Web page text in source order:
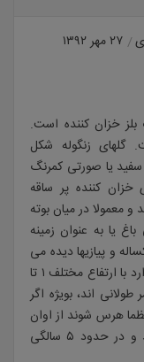
۲۷ مهر ۱۳۹۲
خزان کننده است.
زنگوله شکل
سفید یا صورتی کمرنگ
خزان کننده پر ساقه
معمولا در میان بوته
یا به عنوان زمینه
و پیازیها دیده می
شوند. انواع زیادی دارد با ارتفاع مختلف ۱ تا
طولانی اند، بویژه اگر
هرس شوند از اوان
زندگی گل می دهند و در حدود ۵ سالگی